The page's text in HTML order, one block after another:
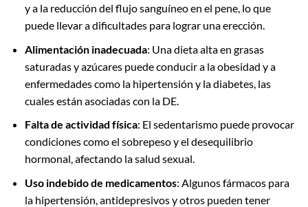
y a la reducción del flujo sanguíneo en el pene, lo que
puede llevar a dificultades para lograr una erección.
Alimentación inadecuada: Una dieta alta en grasas
saturadas y azúcares puede conducir a la obesidad y a
enfermedades como la hipertensión y la diabetes, las
cuales están asociadas con la DE.
Falta de actividad física: El sedentarismo puede provocar
condiciones como el sobrepeso y el desequilibrio
hormonal, afectando la salud sexual.
Uso indebido de medicamentos: Algunos fármacos para
la hipertensión, antidepresivos y otros pueden tener